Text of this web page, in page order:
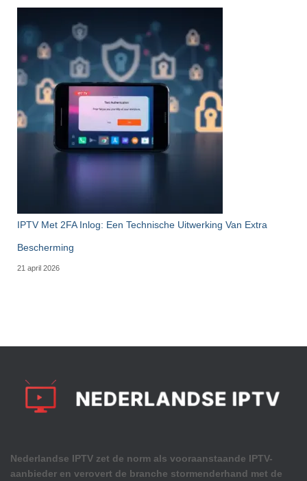
IPTV Met 2FA Inlog: Een Technische Uitwerking Van Extra
Bescherming
21 april 2026
Nederlandse IPTV zet de norm als vooraanstaande IPTV-
aanbieder en verovert de branche stormenderhand met de